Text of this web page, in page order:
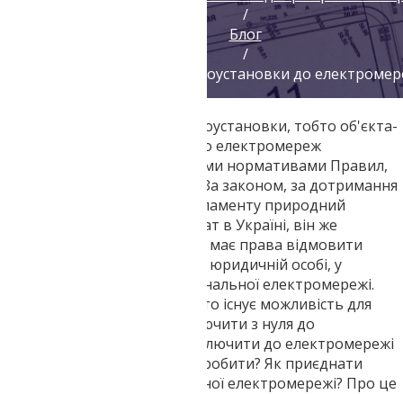
/
Блог
/
Приєднання електроустановки до
Порядок приєднання електроустановки, тобто об'єкта-
споживача електроенергії, до електромереж
регламентується відповідними нормативами Правил,
затверджених Нацкомісією. За законом, за дотримання
правил та стандартного регламенту природний
монополіст із продажу кіловат в Україні, він же
оператор електромережі, не має права відмовити
замовнику, чи то фізичній чи юридичній особі, у
підключенні до єдиної національної електромережі.
Саме тому де-юре та де-факто існує можливість для
кожного громадянина підключити з нуля до
електромережі або перепідключити до електромережі
будь-який об'єкт. Але як це зробити? Як приєднати
електроустановку до загальної електромережі? Про це